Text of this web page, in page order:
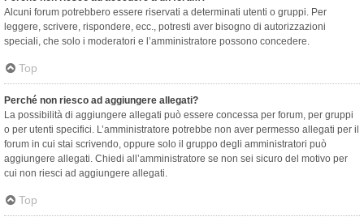
Alcuni forum potrebbero essere riservati a determinati utenti o gruppi. Per
leggere, scrivere, rispondere, ecc., potresti aver bisogno di autorizzazioni
speciali, che solo i moderatori e l’amministratore possono concedere.
Top
Perché non riesco ad aggiungere allegati?
La possibilità di aggiungere allegati può essere concessa per forum, per gruppi
o per utenti specifici. L’amministratore potrebbe non aver permesso allegati per il
forum in cui stai scrivendo, oppure solo il gruppo degli amministratori può
aggiungere allegati. Chiedi all’amministratore se non sei sicuro del motivo per
cui non riesci ad aggiungere allegati.
Top